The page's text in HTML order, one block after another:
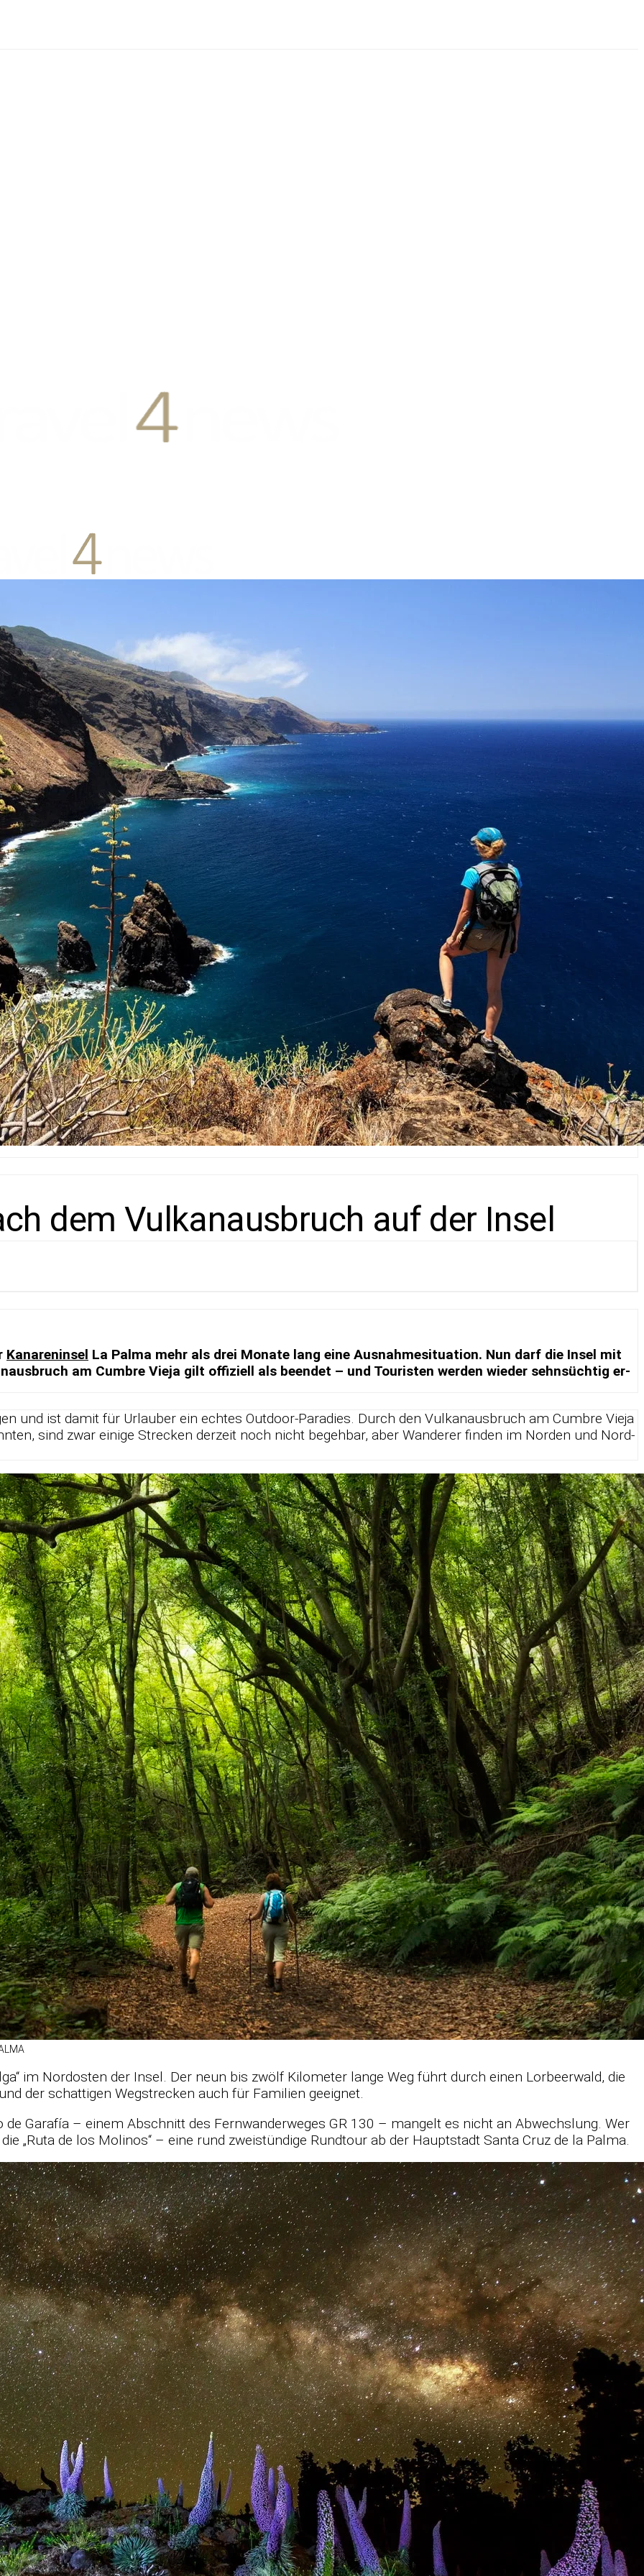
dem Vulkanausbruch auf der Insel
Ka­na­ren­in­sel La Palma mehr als drei Mo­nate lang eine Aus­nah­me­si­tua­tion. Nun darf die In­sel mit
am Cumbre Vieja gilt of­fi­zi­ell als be­en­det – und Tou­ris­ten wer­den wie­der sehn­süch­tig er­
und ist da­mit für Ur­lau­ber ein ech­tes Out­door-Pa­ra­dies. Durch den Vul­kan­aus­bruch am Cumbre Vieja
sind zwar ei­nige Stre­cken der­zeit noch nicht be­geh­bar, aber Wan­de­rer fin­den im Nor­den und Nord­
im Nord­os­ten der In­sel. Der neun bis zwölf Ki­lo­me­ter lange Weg führt durch ei­nen Lor­beer­wald, die
der schat­ti­gen Weg­stre­cken auch für Fa­mi­lien ge­eig­net.
Ga­rafía – ei­nem Ab­schnitt des Fern­wan­der­we­ges GR 130 – man­gelt es nicht an Ab­wechs­lung. Wer
„Ruta de los Mo­li­nos“ – eine rund zwei­stün­dige Rund­tour ab der Haupt­stadt Santa Cruz de la Palma.